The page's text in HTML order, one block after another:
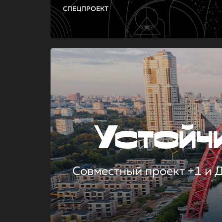
СПЕЦПРОЕКТ
Совместный проект +1 и